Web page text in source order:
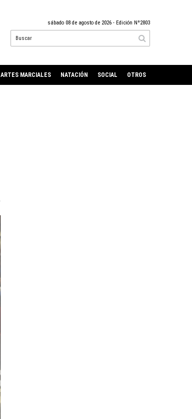
sábado 08 de agosto de 2026 - Edición Nº2803
ARTES MARCIALES NATACIÓN SOCIAL OTROS